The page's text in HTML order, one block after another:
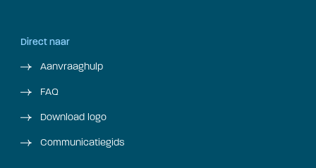
Direct naar
Aanvraaghulp
FAQ
Download logo
Communicatiegids